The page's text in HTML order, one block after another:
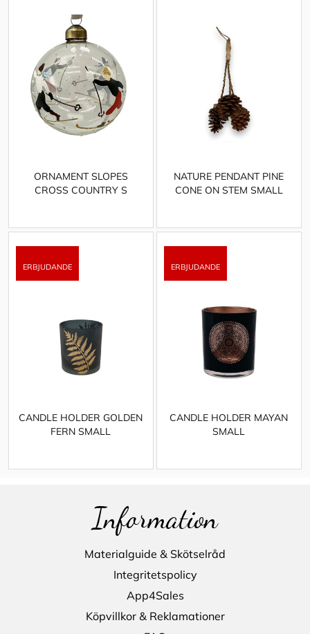
ORNAMENT SLOPES
CROSS COUNTRY S
NATURE PENDANT PINE
CONE ON STEM SMALL
CANDLE HOLDER GOLDEN
FERN SMALL
CANDLE HOLDER MAYAN
SMALL
Information
Materialguide & Skötselråd
Integritetspolicy
App4Sales
Köpvillkor & Reklamationer